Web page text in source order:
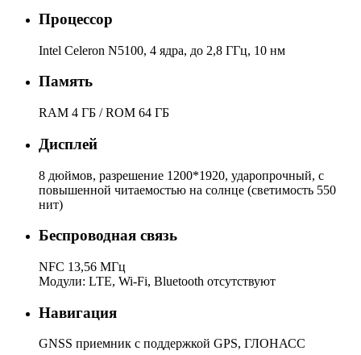
Процессор
Intel Celeron N5100, 4 ядра, до 2,8 ГГц, 10 нм
Память
RAM 4 ГБ / ROM 64 ГБ
Дисплей
8 дюймов, разрешение 1200*1920, ударопрочный, с
повышенной читаемостью на солнце (светимость 550
нит)
Беспроводная связь
NFC 13,56 МГц
Модули: LTE, Wi-Fi, Bluetooth отсутствуют
Навигация
GNSS приемник с поддержкой GPS, ГЛОНАСС